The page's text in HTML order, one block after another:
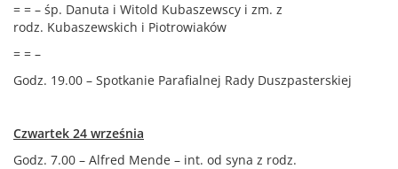
= = – śp. Danuta i Witold Kubaszewscy i zm. z
rodz. Kubaszewskich i Piotrowiaków
= = –
Godz. 19.00 – Spotkanie Parafialnej Rady Duszpasterskiej
Czwartek 24 września
Godz. 7.00 – Alfred Mende – int. od syna z rodz.